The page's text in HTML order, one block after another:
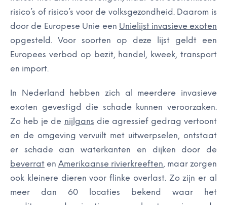
risico’s of risico’s voor de volksgezondheid. Daarom is
door de Europese Unie een Unielijst invasieve exoten
opgesteld. Voor soorten op deze lijst geldt een
Europees verbod op bezit, handel, kweek, transport
en import.
In Nederland hebben zich al meerdere invasieve
exoten gevestigd die schade kunnen veroorzaken.
Zo heb je de nijlgans die agressief gedrag vertoont
en de omgeving vervuilt met uitwerpselen, ontstaat
er schade aan waterkanten en dijken door de
beverrat en Amerikaanse rivierkreeften, maar zorgen
ook kleinere dieren voor flinke overlast. Zo zijn er al
meer dan 60 locaties bekend waar het